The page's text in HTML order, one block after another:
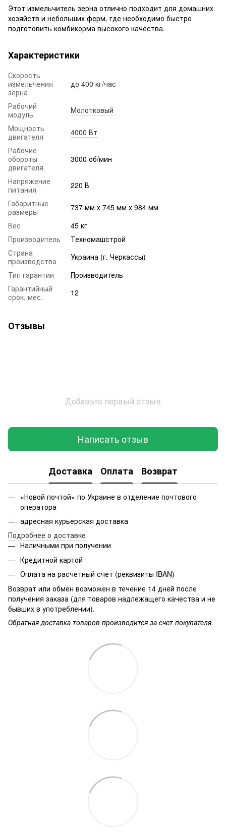
Этот измельчитель зерна отлично подходит для домашних
хозяйств и небольших ферм, где необходимо быстро
подготовить комбикорма высокого качества.
Характеристики
Скорость
измельчения
зерна
до 400 кг/час
Рабочий
модуль
Молотковый
Мощность
двигателя
4000 Вт
Рабочие
обороты
двигателя
3000 об/мин
Напряжение
питания
220 В
Габаритные
размеры
737 мм х 745 мм х 984 мм
Вес
45 кг
Производитель
Техномашстрой
Страна
производства
Украина (г. Черкассы)
Тип гарантии
Производитель
Гарантийный
срок, мес.
12
Отзывы
Добавьте первый отзыв
Написать отзыв
Доставка Оплата Возврат
«Новой почтой» по Украине в отделение почтового
оператора
адресная курьерская доставка
Подробнее о доставке
Наличными при получении
Кредитной картой
Оплата на расчетный счет (реквизиты IBAN)
Возврат или обмен возможен в течение 14 дней после
получения заказа (для товаров надлежащего качества и не
бывших в употреблении).
Обратная доставка товаров производится за счет покупателя.